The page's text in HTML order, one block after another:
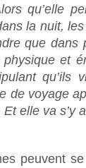
qu’elle
la nuit,
que dans
et
qu’ils
de voyage
elle va s’y
peuvent